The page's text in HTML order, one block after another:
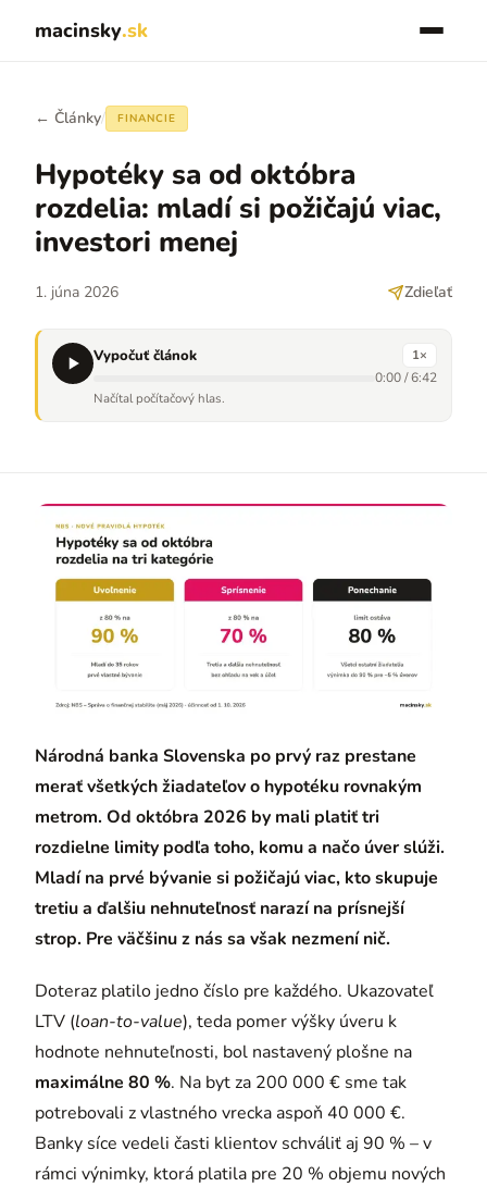
macinsky.sk
← Články/ FINANCIE
Hypotéky sa od októbra
rozdelia: mladí si požičajú viac,
investori menej
1. júna 2026 Zdieľať
Vypočuť článok 1×
0:00/6:42
Načítal počítačový hlas.
Národná banka Slovenska po prvý raz prestane
merať všetkých žiadateľov o hypotéku rovnakým
metrom. Od októbra 2026 by mali platiť tri
rozdielne limity podľa toho, komu a načo úver slúži.
Mladí na prvé bývanie si požičajú viac, kto skupuje
tretiu a ďalšiu nehnuteľnosť narazí na prísnejší
strop. Pre väčšinu z nás sa však nezmení nič.
Doteraz platilo jedno číslo pre každého. Ukazovateľ
LTV (loan-to-value), teda pomer výšky úveru k
hodnote nehnuteľnosti, bol nastavený plošne na
maximálne 80 %. Na byt za 200 000 € sme tak
potrebovali z vlastného vrecka aspoň 40 000 €.
Banky síce vedeli časti klientov schváliť aj 90 % – v
rámci výnimky, ktorá platila pre 20 % objemu nových